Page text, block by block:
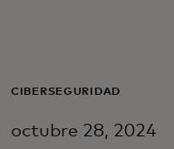
Para
CIBERSEGURIDAD
octubre 28, 2024